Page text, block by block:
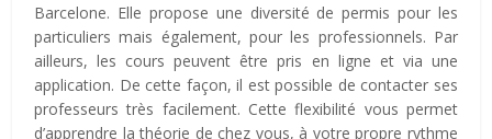
Barcelone. Elle propose une diversité de permis pour les
particuliers mais également, pour les professionnels. Par
ailleurs, les cours peuvent être pris en ligne et via une
application. De cette façon, il est possible de contacter ses
professeurs très facilement. Cette flexibilité vous permet
d’apprendre la théorie de chez vous, à votre propre rythme